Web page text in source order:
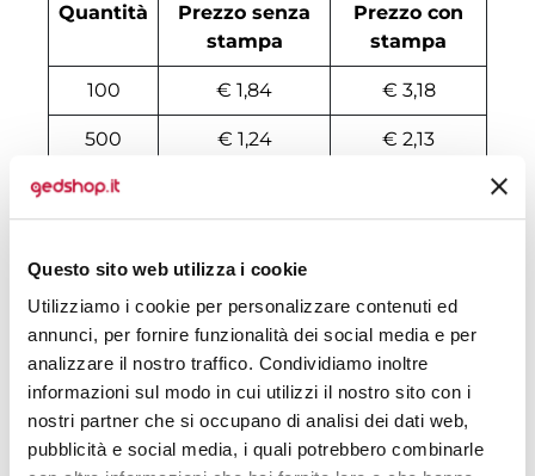
Questo sito web utilizza i cookie
Utilizziamo i cookie per personalizzare contenuti ed
annunci, per fornire funzionalità dei social media e per
analizzare il nostro traffico. Condividiamo inoltre
informazioni sul modo in cui utilizzi il nostro sito con i
nostri partner che si occupano di analisi dei dati web,
pubblicità e social media, i quali potrebbero combinarle
Quantità
Prezzo senza
stampa
Prezzo con
stampa
100 € 1,84 € 3,18
500 € 1,24 € 2,13
1000
4000 € 1,11 € 1,57
5000 € 1,07 € 1,50
6000 € 1,06 € 1,47